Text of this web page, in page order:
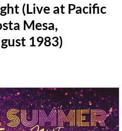
(Live at Pacific
Mesa,
1983)